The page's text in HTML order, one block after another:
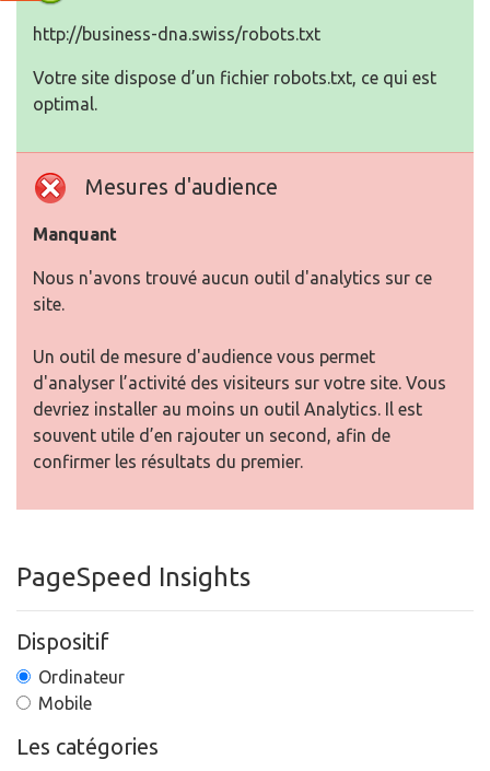
http://business-dna.swiss/robots.txt
Votre site dispose d’un fichier robots.txt, ce qui est
optimal.
Mesures d'audience
Manquant
Nous n'avons trouvé aucun outil d'analytics sur ce
site.
Un outil de mesure d'audience vous permet
d'analyser l’activité des visiteurs sur votre site. Vous
devriez installer au moins un outil Analytics. Il est
souvent utile d’en rajouter un second, afin de
confirmer les résultats du premier.
PageSpeed Insights
Dispositif
Ordinateur
Mobile
Les catégories